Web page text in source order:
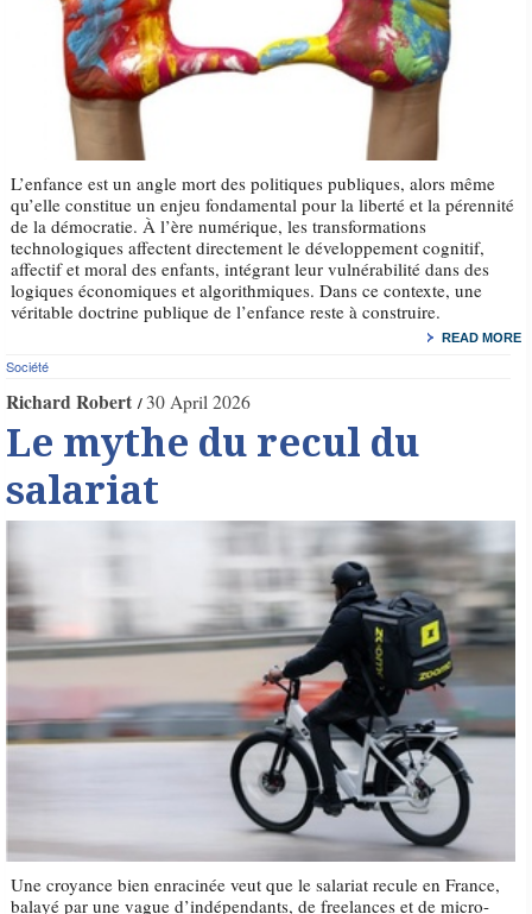
L’enfance est un angle mort des politiques publiques, alors même
qu’elle constitue un enjeu fondamental pour la liberté et la pérennité
de la démocratie. À l’ère numérique, les transformations
technologiques affectent directement le développement cognitif,
affectif et moral des enfants, intégrant leur vulnérabilité dans des
logiques économiques et algorithmiques. Dans ce contexte, une
véritable doctrine publique de l’enfance reste à construire.
READ MORE
Société
Richard Robert 30 April 2026
Le mythe du recul du
salariat
Une croyance bien enracinée veut que le salariat recule en France,
balayé par une vague d’indépendants, de freelances et de micro-